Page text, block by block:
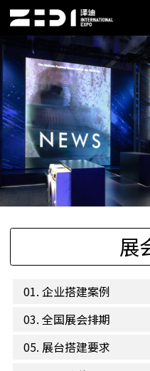
展
01. 企业搭建案例
03. 全国展会排期
05. 展台搭建要求